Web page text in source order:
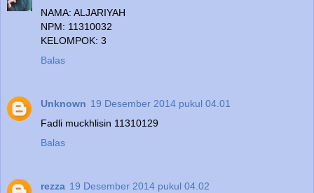
NAMA: ALJARIYAH
NPM: 11310032
KELOMPOK: 3
Balas
Unknown 19 Desember 2014 pukul 04.01
Fadli muckhlisin 11310129
Balas
rezza 19 Desember 2014 pukul 04.02